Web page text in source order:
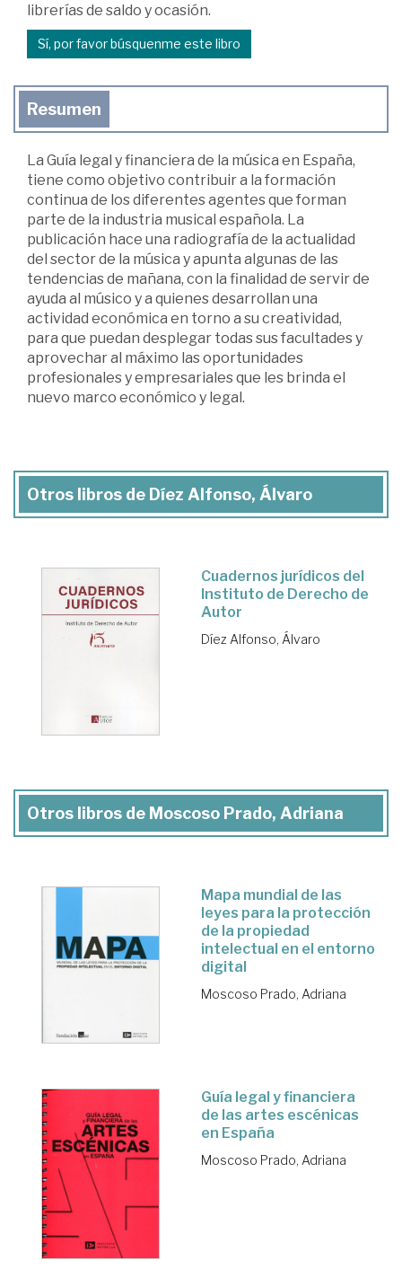
librerías de saldo y ocasión.
Sí, por favor búsquenme este libro
Resumen
La Guía legal y financiera de la música en España,
tiene como objetivo contribuir a la formación
continua de los diferentes agentes que forman
parte de la industria musical española. La
publicación hace una radiografía de la actualidad
del sector de la música y apunta algunas de las
tendencias de mañana, con la finalidad de servir de
ayuda al músico y a quienes desarrollan una
actividad económica en torno a su creatividad,
para que puedan desplegar todas sus facultades y
aprovechar al máximo las oportunidades
profesionales y empresariales que les brinda el
nuevo marco económico y legal.
Otros libros de Díez Alfonso, Álvaro
Cuadernos jurídicos del
Instituto de Derecho de
Autor
Díez Alfonso, Álvaro
Otros libros de Moscoso Prado, Adriana
Mapa mundial de las
leyes para la protección
de la propiedad
intelectual en el entorno
digital
Moscoso Prado, Adriana
Guía legal y financiera
de las artes escénicas
en España
Moscoso Prado, Adriana